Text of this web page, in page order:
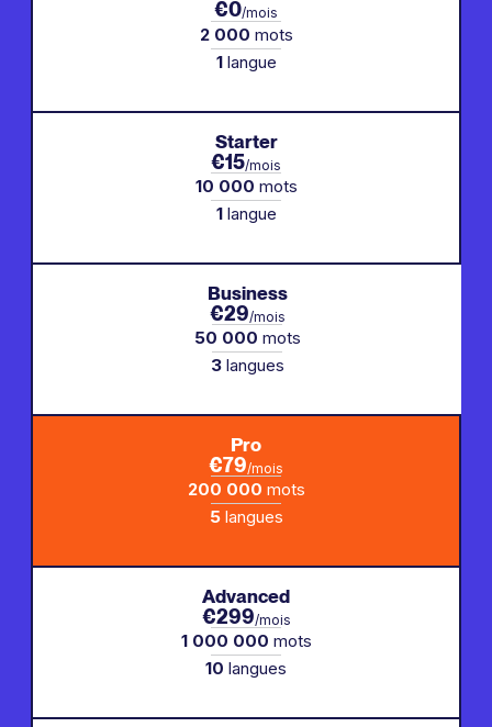
€0/mois
2 000 mots
1langue
Starter
€15/mois
10 000 mots
1langue
Business
€29/mois
50 000 mots
3langues
Pro
€79/mois
200 000 mots
5langues
Advanced
€299/mois
1 000 000 mots
10 langues